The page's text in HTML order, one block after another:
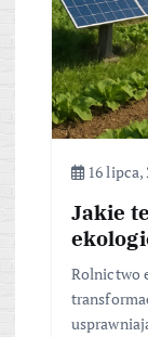
16 lipca,
Jakie
Rolnictwo